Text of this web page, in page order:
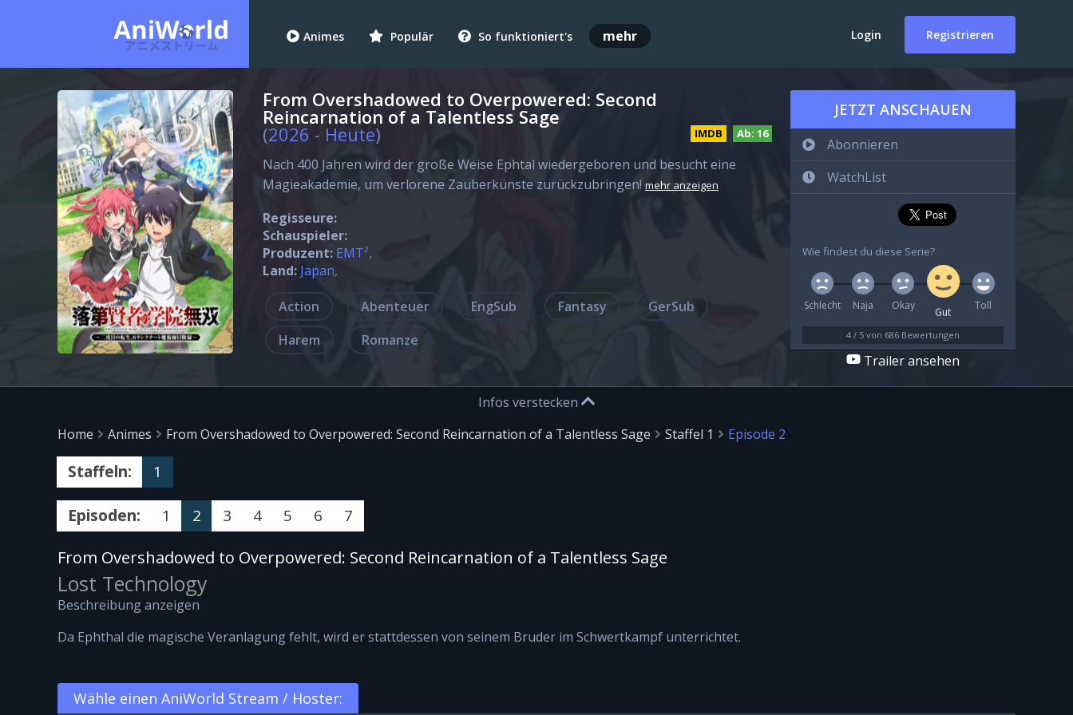
Animes Populär So funktioniert's mehr Login Registrieren
From Overshadowed to Overpowered: Second
Reincarnation of a Talentless Sage
(2026 - Heute) Ab: 16
IMDB
Nach 400 Jahren wird der große Weise Ephtal wiedergeboren und besucht eine
Magieakademie, um verlorene Zauberkünste zurückzubringen! mehr anzeigen
Regisseure:
Schauspieler:
Produzent: EMT²
Land: Japan
Action Abenteuer EngSub Fantasy
GerSub
Harem
Romanze
JETZT ANSCHAUEN
Abonnieren
WatchList
Wie findest du diese Serie?
Schlecht Naja Okay
Gut
Toll
4 / 5 von 686 Bewertungen
Trailer ansehen
Infos verstecken
Home
Animes From Overshadowed to Overpowered: Second Reincarnation of a Talentless Sage Staffel 1 Episode 2
Staffeln: 1
Episoden: 1 2 3 4 5 6 7
From Overshadowed to Overpowered: Second Reincarnation of a Talentless Sage
Lost Technology
Beschreibung anzeigen
Da Ephthal die magische Veranlagung fehlt, wird er stattdessen von seinem Bruder im Schwertkampf unterrichtet.
Wähle einen AniWorld Stream / Hoster: